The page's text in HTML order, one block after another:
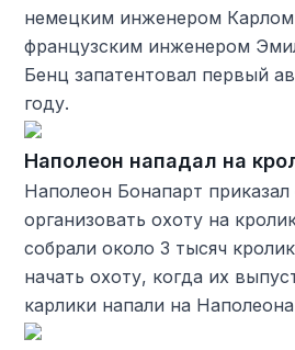
немецким инженером
французским инженером
Бенц запатентовал первый
году.
Наполеон нападал на
Наполеон Бонапарт
организовать охоту на
собрали около 3 тысяч
начать охоту, когда их
карлики напали на